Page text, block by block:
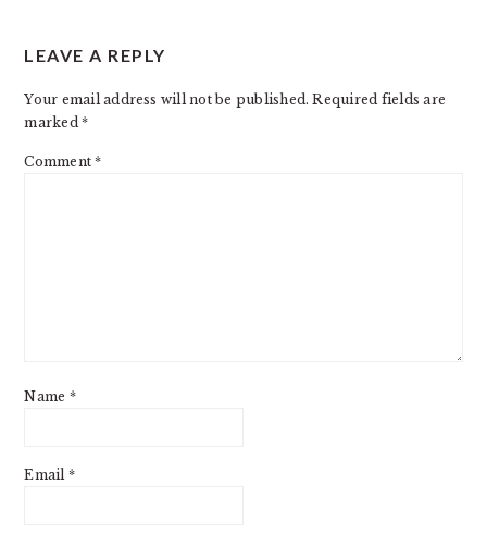
INTERACTIONS
LEAVE A REPLY
Your email address will not be published. Required fields are
marked*
Comment*
Name *
Email *